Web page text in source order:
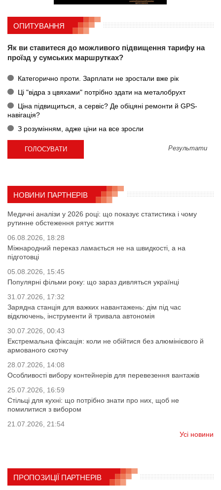
ОПИТУВАННЯ
Як ви ставитеся до можливого підвищення тарифу на
проїзд у сумських маршрутках?
Категорично проти. Зарплати не зростали вже рік
Ці "відра з цвяхами" потрібно здати на металобрухт
Ціна підвищиться, а сервіс? Де обіцяні ремонти й GPS-
навігація?
З розумінням, адже ціни на все зросли
Результати
НОВИНИ ПАРТНЕРІВ
Медичні аналізи у 2026 році: що показує статистика і чому
рутинне обстеження рятує життя
06.08.2026, 18:28
Міжнародний переказ ламається не на швидкості, а на
підготовці
05.08.2026, 15:45
Популярні фільми року: що зараз дивляться українці
31.07.2026, 17:32
Зарядна станція для важких навантажень: дім під час
відключень, інструменти й тривала автономія
30.07.2026, 00:43
Екстремальна фіксація: коли не обійтися без алюмінієвого й
армованого скотчу
28.07.2026, 14:08
Особливості вибору контейнерів для перевезення вантажів
25.07.2026, 16:59
Стільці для кухні: що потрібно знати про них, щоб не
помилитися з вибором
21.07.2026, 21:54
Усі новини
ПРОПОЗИЦІЇ ПАРТНЕРІВ